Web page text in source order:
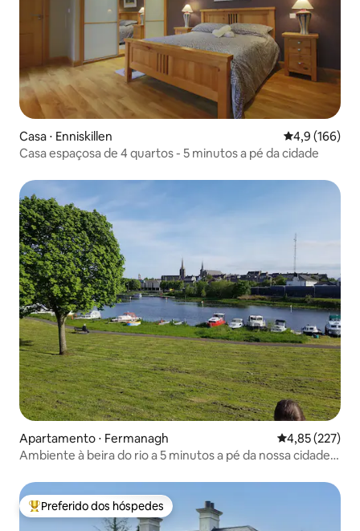
Casa ⋅ Enniskillen 4,9 de uma
4,9 (166)
Casa espaçosa de 4 quartos - 5 minutos a pé da cidade
Apartamento ⋅ Fermanagh 4,85 de uma
4,85 (227)
Ambiente à beira do rio a 5 minutos a pé da nossa cidade
Entre os melhores preferidos dos hóspedes
Preferido dos hóspedes